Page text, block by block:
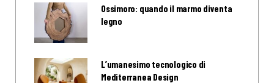
Ossimoro: quando il marmo diventa
legno
L’umanesimo tecnologico di
Mediterranea Design